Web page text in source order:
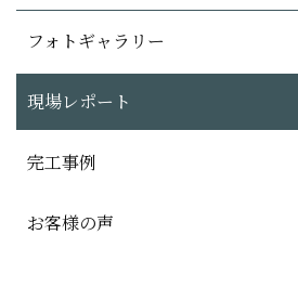
フォトギャラリー
現場レポート
完工事例
お客様の声